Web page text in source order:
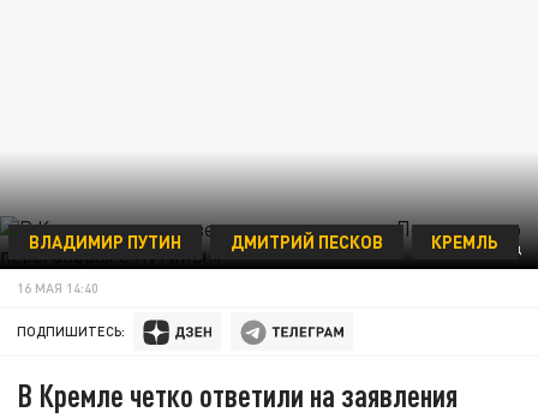
ФОТО: ЦАРЬГРАД
ВЛАДИМИР ПУТИН ДМИТРИЙ ПЕСКОВ КРЕМЛЬ
16 МАЯ 14:40
ПОДПИШИТЕСЬ:
В Кремле четко ответили на заявления